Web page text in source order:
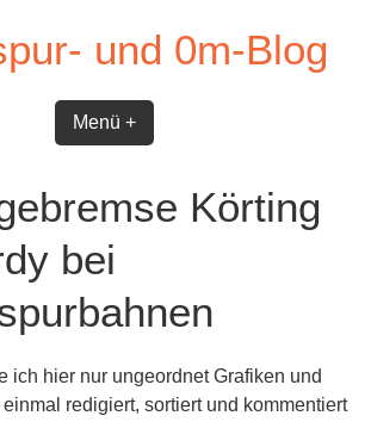
und 0m-Blog
Menü +
Körting
bei
ich hier nur ungeordnet Grafiken und
redigiert, sortiert und kommentiert